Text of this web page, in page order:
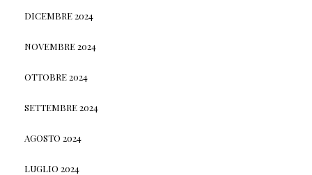
DICEMBRE 2024
NOVEMBRE 2024
OTTOBRE 2024
SETTEMBRE 2024
AGOSTO 2024
LUGLIO 2024